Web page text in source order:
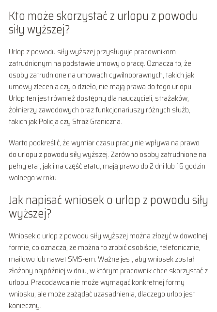
Kto może skorzystać z urlopu z powodu
siły wyższej?
Urlop z powodu siły wyższej przysługuje pracownikom
zatrudnionym na podstawie umowy o pracę. Oznacza to, że
osoby zatrudnione na umowach cywilnoprawnych, takich jak
umowy zlecenia czy o dzieło, nie mają prawa do tego urlopu.
Urlop ten jest również dostępny dla nauczycieli, strażaków,
żołnierzy zawodowych oraz funkcjonariuszy różnych służb,
takich jak Policja czy Straż Graniczna.
Warto podkreślić, że wymiar czasu pracy nie wpływa na prawo
do urlopu z powodu siły wyższej. Zarówno osoby zatrudnione na
pełny etat, jak i na część etatu, mają prawo do 2 dni lub 16 godzin
wolnego w roku.
Jak napisać wniosek o urlop z powodu siły
wyższej?
Wniosek o urlop z powodu siły wyższej można złożyć w dowolnej
formie, co oznacza, że można to zrobić osobiście, telefonicznie,
mailowo lub nawet SMS-em. Ważne jest, aby wniosek został
złożony najpóźniej w dniu, w którym pracownik chce skorzystać z
urlopu. Pracodawca nie może wymagać konkretnej formy
wniosku, ale może zażądać uzasadnienia, dlaczego urlop jest
konieczny.